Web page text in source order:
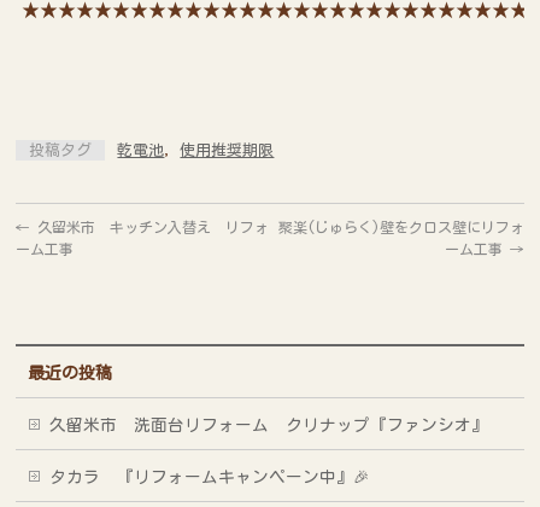
投稿タグ 乾電池,使用推奨期限
←
久留米市 キッチン入替え リフォ
ーム工事
聚楽(じゅらく)壁をクロス壁にリフォ
ーム工事 →
最近の投稿
久留米市 洗面台リフォーム クリナップ『ファンシオ』
タカラ 『リフォームキャンペーン中』🎉